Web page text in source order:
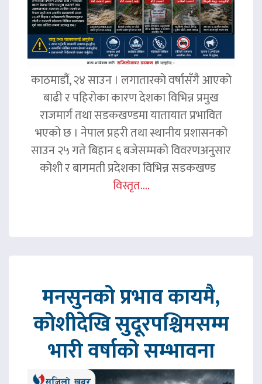
काठमाडौं, २४ साउन । लगातारको वर्षासँगै आएको
बाढी र पहिरोका कारण देशका विभिन्न प्रमुख
राजमार्ग तथा सडकखण्डमा यातायात प्रभावित
भएको छ । नेपाल प्रहरी तथा स्थानीय प्रशासनको
साउन २५ गते बिहान ६ बजेसम्मको विवरणअनुसार
कोशी र बागमती प्रदेशका विभिन्न सडकखण्ड
विस्तृत....
मनसुनको प्रभाव कायमै,
कोशीदेखि सुदूरपश्चिमसम्म
भारी वर्षाको सम्भावना